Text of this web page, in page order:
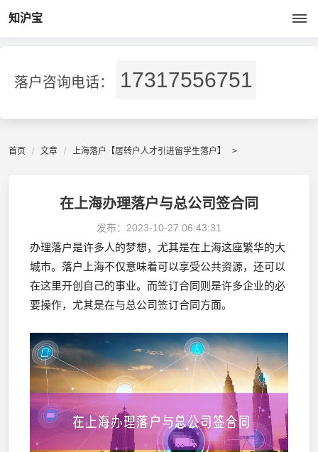
知沪宝
落户咨询电话： 17317556751
首页 文章 上海落户【居转户人才引进留学生落户】 >
在上海办理落户与总公司签合同
发布： 2023-10-27 06:43:31
办理落户是许多人的梦想，尤其是在上海这座繁华的大
城市。落户上海不仅意味着可以享受公共资源，还可以
在这里开创自己的事业。而签订合同则是许多企业的必
要操作，尤其是在与总公司签订合同方面。